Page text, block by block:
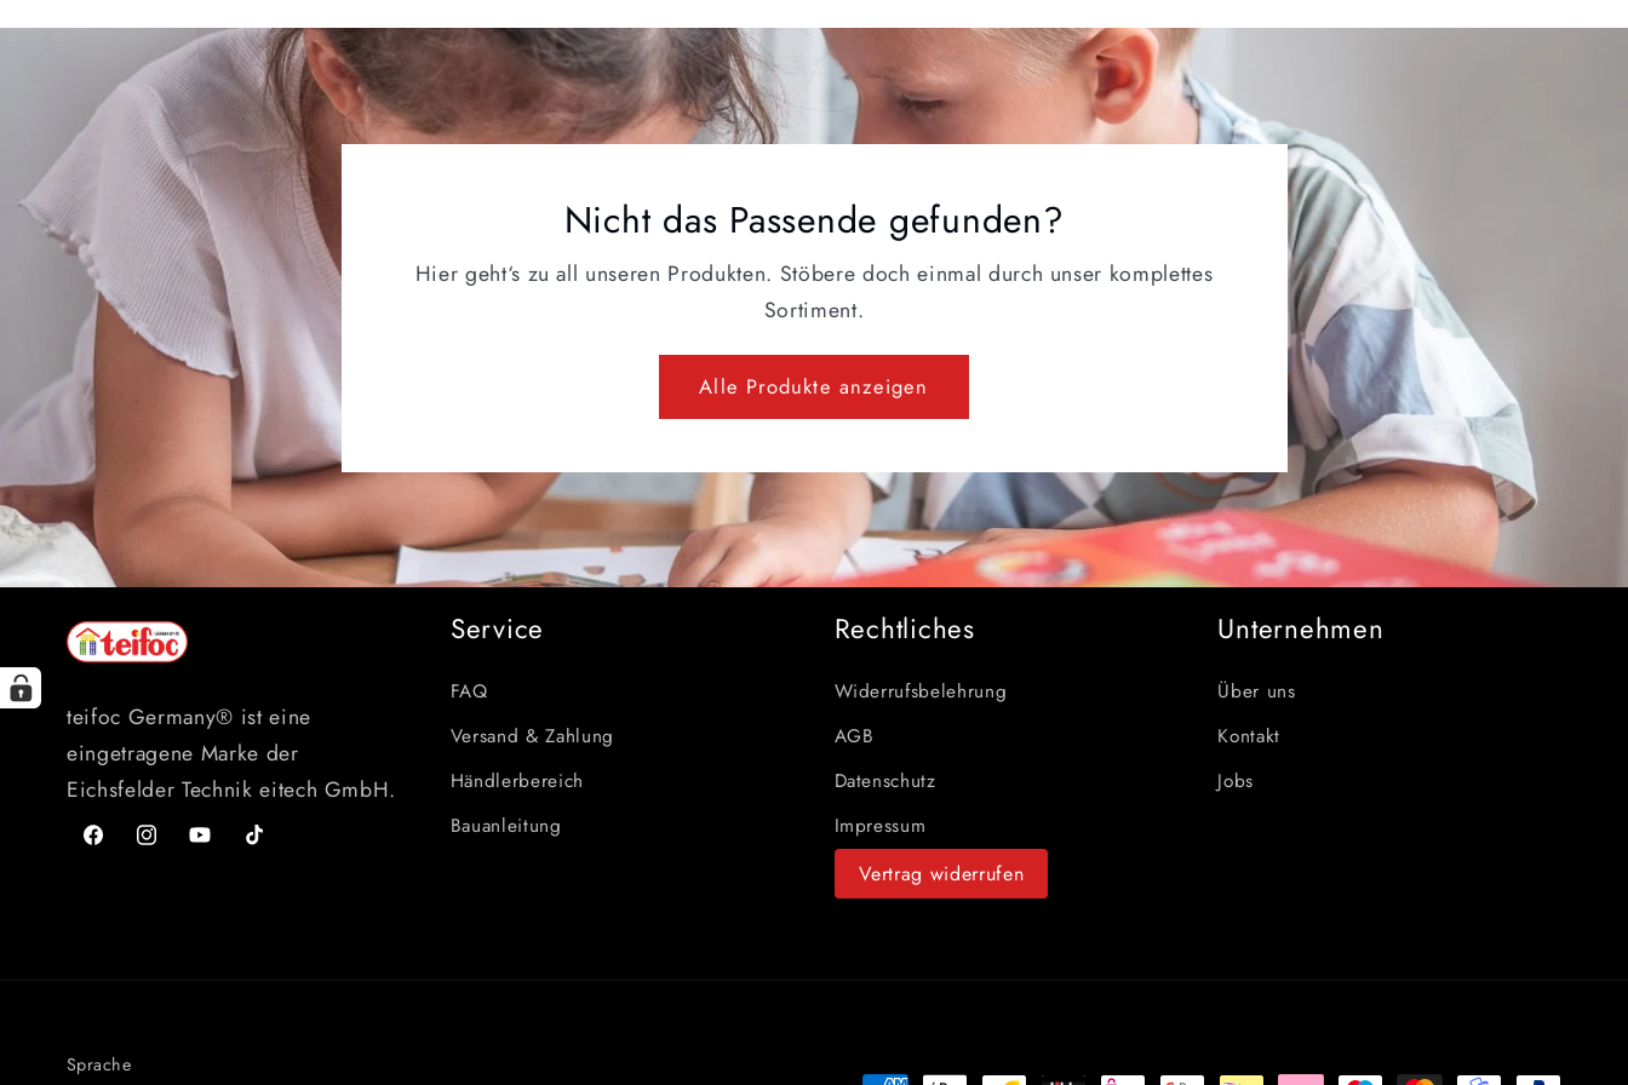
Nicht das Passende gefunden?
Hier geht‘s zu all unseren Produkten. Stöbere doch einmal durch unser komplettes
Sortiment.
Alle Produkte anzeigen
teifoc Germany® ist eine
eingetragene Marke der
Eichsfelder Technik eitech GmbH.
FacebookInstagramYouTubeTikTok
Service
FAQ
Versand & Zahlung
Händlerbereich
Bauanleitung
Rechtliches
Widerrufsbelehrung
AGB
Datenschutz
Impressum
Vertrag widerrufen
Unternehmen
Über uns
Kontakt
Jobs
Sprache